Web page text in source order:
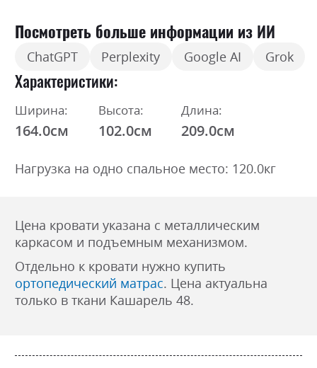
Посмотреть больше информации из ИИ
ChatGPT Perplexity Google AI Grok
Характеристики
Ширина:
164.0см
Высота:
102.0см
Длина:
209.0см
Нагрузка на одно спальное место: 120.0кг
Цена кровати указана с металлическим
каркасом и подъемным механизмом.
Отдельно к кровати нужно купить
ортопедический матрас. Цена актуальна
только в ткани Кашарель 48.